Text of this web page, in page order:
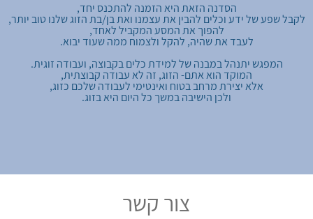
הסדנה הזאת היא הזמנה להתכנס יחד,
לקבל שפע של ידע וכלים להבין את עצמנו ואת בן/בת הזוג שלנו טוב יותר,
להפוך את המסע המקביל לאחד,
לעבד את שהיה, להקל ולצמוח ממה שעוד יבוא.
המפגש יתנהל במבנה של למידת כלים בקבוצה, ועבודה זוגית.
המוקד הוא אתם- הזוג, זה לא עבודה קבוצתית,
אלא יצירת מרחב בטוח ואינטימי לעבודה שלכם כזוג,
ולכן הישיבה במשך כל היום היא בזוג.
צור קשר